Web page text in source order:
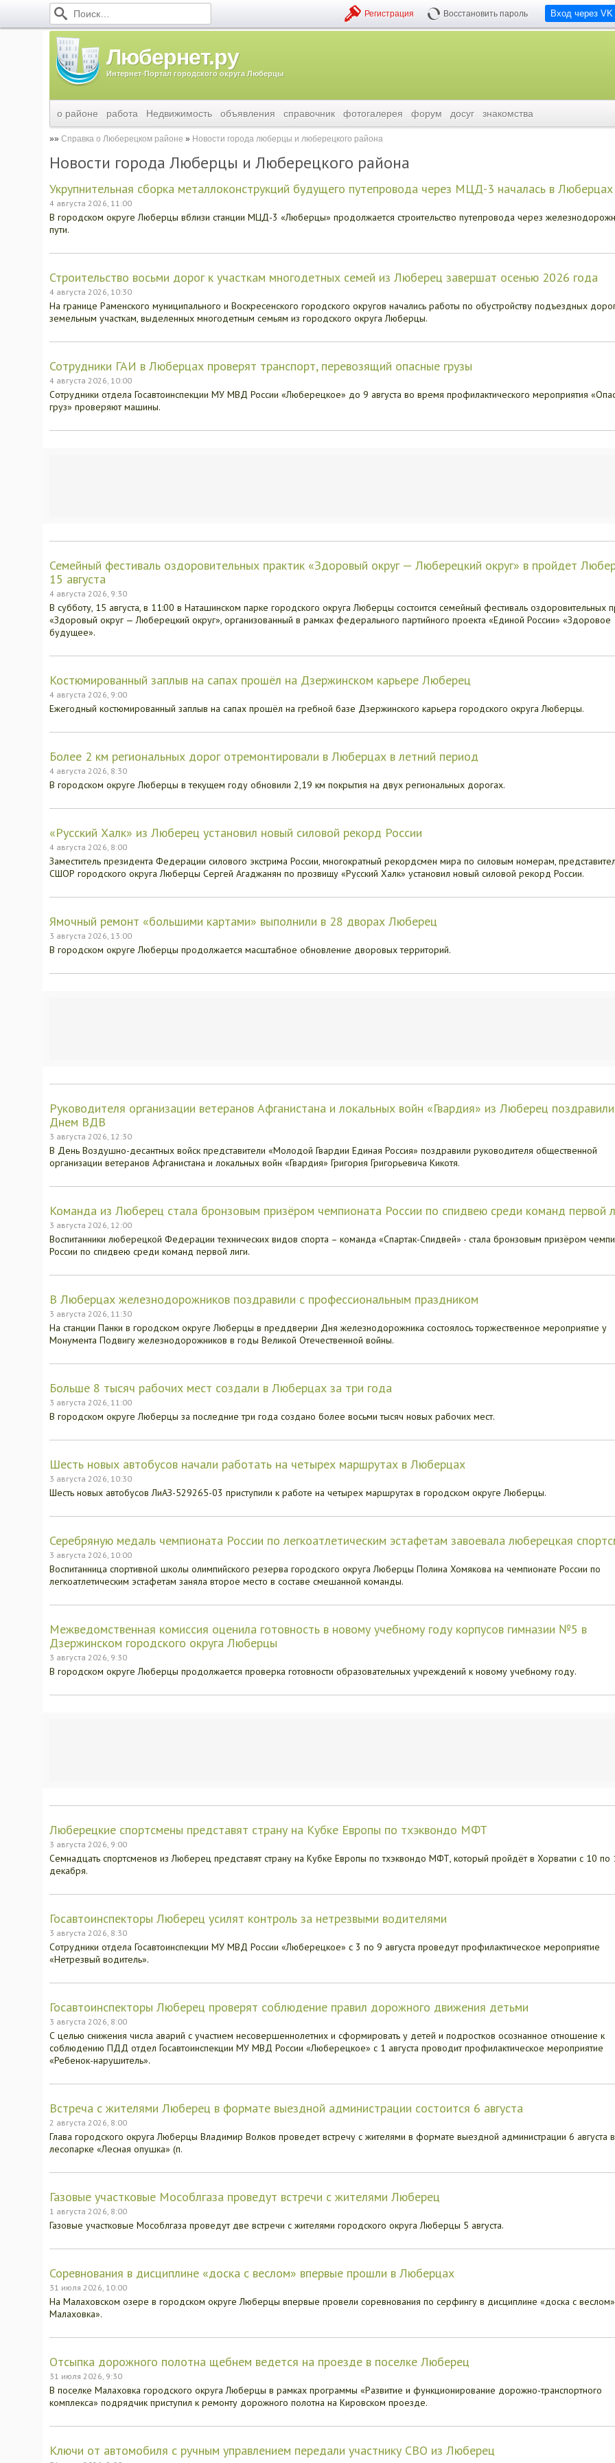
Вход через VK
Регистрация Восстановить пароль
Любернет.ру
Интернет-Портал городского округа Люберцы
о районе работа Недвижимость объявления справочник фотогалерея форум досуг знакомства
Справка о Люберецком районе Новости города люберцы и люберецкого района
Новости города Люберцы и Люберецкого района
Укрупнительная сборка металлоконструкций будущего путепровода через МЦД-3 началась в Люберцах
4 августа 2026, 11:00
В городском округе Люберцы вблизи станции МЦД-3 «Люберцы» продолжается строительство путепровода через
пути.
Строительство восьми дорог к участкам многодетных семей из Люберец завершат осенью 2026 года
4 августа 2026, 10:30
На границе Раменского муниципального и Воскресенского городского округов начались работы по обустройству подъездных
земельным участкам, выделенных многодетным семьям из городского округа Люберцы.
Сотрудники ГАИ в Люберцах проверят транспорт, перевозящий опасные грузы
4 августа 2026, 10:00
Сотрудники отдела Госавтоинспекции МУ МВД России «Люберецкое» до 9 августа во время профилактического мероприятия
груз» проверяют машины.
Семейный фестиваль оздоровительных практик «Здоровый округ — Люберецкий округ» в пройдет
15 августа
4 августа 2026, 9:30
В субботу, 15 августа, в 11:00 в Наташинском парке городского округа Люберцы состоится семейный фестиваль оздоровительных
«Здоровый округ — Люберецкий округ», организованный в рамках федерального партийного проекта «Единой России» «Здоровое
будущее».
Костюмированный заплыв на сапах прошёл на Дзержинском карьере Люберец
4 августа 2026, 9:00
Ежегодный костюмированный заплыв на сапах прошёл на гребной базе Дзержинского карьера городского округа Люберцы.
Более 2 км региональных дорог отремонтировали в Люберцах в летний период
4 августа 2026, 8:30
В городском округе Люберцы в текущем году обновили 2,19 км покрытия на двух региональных дорогах.
«Русский Халк» из Люберец установил новый силовой рекорд России
4 августа 2026, 8:00
Заместитель президента Федерации силового экстрима России, многократный рекордсмен мира по силовым номерам,
СШОР городского округа Люберцы Сергей Агаджанян по прозвищу «Русский Халк» установил новый силовой рекорд России.
Ямочный ремонт «большими картами» выполнили в 28 дворах Люберец
3 августа 2026, 13:00
В городском округе Люберцы продолжается масштабное обновление дворовых территорий.
Руководителя организации ветеранов Афганистана и локальных войн «Гвардия» из Люберец
Днем ВДВ
3 августа 2026, 12:30
В День Воздушно-десантных войск представители «Молодой Гвардии Единая Россия» поздравили руководителя общественной
организации ветеранов Афганистана и локальных войн «Гвардия» Григория Григорьевича Кикотя.
Команда из Люберец стала бронзовым призёром чемпионата России по спидвею среди команд первой
3 августа 2026, 12:00
Воспитанники люберецкой Федерации технических видов спорта – команда «Спартак-Спидвей» - стала бронзовым призёром
России по спидвею среди команд первой лиги.
В Люберцах железнодорожников поздравили с профессиональным праздником
3 августа 2026, 11:30
На станции Панки в городском округе Люберцы в преддверии Дня железнодорожника состоялось торжественное мероприятие у
Монумента Подвигу железнодорожников в годы Великой Отечественной войны.
Больше 8 тысяч рабочих мест создали в Люберцах за три года
3 августа 2026, 11:00
В городском округе Люберцы за последние три года создано более восьми тысяч новых рабочих мест.
Шесть новых автобусов начали работать на четырех маршрутах в Люберцах
3 августа 2026, 10:30
Шесть новых автобусов ЛиАЗ-529265-03 приступили к работе на четырех маршрутах в городском округе Люберцы.
Серебряную медаль чемпионата России по легкоатлетическим эстафетам завоевала люберецкая
3 августа 2026, 10:00
Воспитанница спортивной школы олимпийского резерва городского округа Люберцы Полина Хомякова на чемпионате России по
легкоатлетическим эстафетам заняла второе место в составе смешанной команды.
Межведомственная комиссия оценила готовность в новому учебному году корпусов гимназии №5 в
Дзержинском городского округа Люберцы
3 августа 2026, 9:30
В городском округе Люберцы продолжается проверка готовности образовательных учреждений к новому учебному году.
Люберецкие спортсмены представят страну на Кубке Европы по тхэквондо МФТ
3 августа 2026, 9:00
Семнадцать спортсменов из Люберец представят страну на Кубке Европы по тхэквондо МФТ, который пройдёт в Хорватии с 10 по
декабря.
Госавтоинспекторы Люберец усилят контроль за нетрезвыми водителями
3 августа 2026, 8:30
Сотрудники отдела Госавтоинспекции МУ МВД России «Люберецкое» с 3 по 9 августа проведут профилактическое мероприятие
«Нетрезвый водитель».
Госавтоинспекторы Люберец проверят соблюдение правил дорожного движения детьми
3 августа 2026, 8:00
С целью снижения числа аварий с участием несовершеннолетних и сформировать у детей и подростков осознанное отношение к
соблюдению ПДД отдел Госавтоинспекции МУ МВД России «Люберецкое» с 1 августа проводит профилактическое мероприятие
«Ребенок-нарушитель».
Встреча с жителями Люберец в формате выездной администрации состоится 6 августа
2 августа 2026, 8:00
Глава городского округа Люберцы Владимир Волков проведет встречу с жителями в формате выездной администрации 6 августа в
лесопарке «Лесная опушка» (п.
Газовые участковые Мособлгаза проведут встречи с жителями Люберец
1 августа 2026, 8:00
Газовые участковые Мособлгаза проведут две встречи с жителями городского округа Люберцы 5 августа.
Соревнования в дисциплине «доска с веслом» впервые прошли в Люберцах
31 июля 2026, 10:00
На Малаховском озере в городском округе Люберцы впервые провели соревнования по серфингу в дисциплине «доска с
Малаховка».
Отсыпка дорожного полотна щебнем ведется на проезде в поселке Люберец
31 июля 2026, 9:30
В поселке Малаховка городского округа Люберцы в рамках программы «Развитие и функционирование дорожно-транспортного
комплекса» подрядчик приступил к ремонту дорожного полотна на Кировском проезде.
Ключи от автомобиля с ручным управлением передали участнику СВО из Люберец